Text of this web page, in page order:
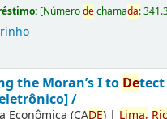
[Númerodechamada:
the Moran’s I to Detect
/